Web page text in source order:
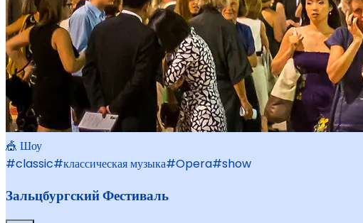
🎪 Шоу
#classic#классическая музыка#Opera#show
Зальцбургский Фестиваль